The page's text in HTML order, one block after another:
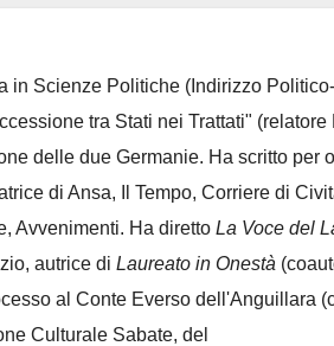
in Scienze Politiche (Indirizzo
tra Stati nei Trattati"
delle due Germanie. Ha scritto per
di Ansa, Il Tempo, Corriere di
Avvenimenti. Ha diretto La Voce del
autrice di Laureato in Onestà
al Conte Everso dell'Anguillara
Culturale Sabate, del